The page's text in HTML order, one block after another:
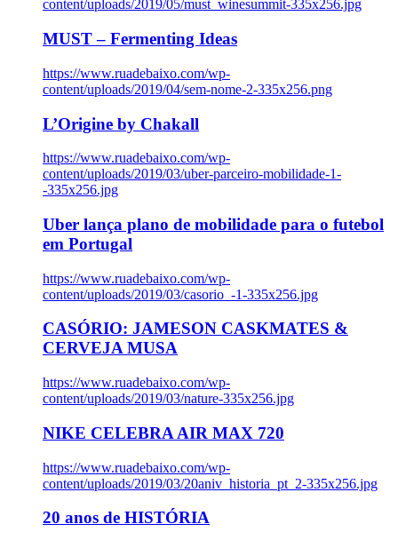
content/uploads/2019/05/must_winesummit-335x256.jpg
MUST – Fermenting Ideas
https://www.ruadebaixo.com/wp-
content/uploads/2019/04/sem-nome-2-335x256.png
L’Origine by Chakall
https://www.ruadebaixo.com/wp-
content/uploads/2019/03/uber-parceiro-mobilidade-1-
-335x256.jpg
Uber lança plano de mobilidade para o futebol
em Portugal
https://www.ruadebaixo.com/wp-
content/uploads/2019/03/casorio_-1-335x256.jpg
CASÓRIO: JAMESON CASKMATES &
CERVEJA MUSA
https://www.ruadebaixo.com/wp-
content/uploads/2019/03/nature-335x256.jpg
NIKE CELEBRA AIR MAX 720
https://www.ruadebaixo.com/wp-
content/uploads/2019/03/20aniv_historia_pt_2-335x256.jpg
20 anos de HISTÓRIA